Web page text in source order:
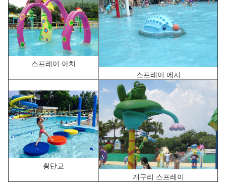
스프레이 아치
스프레이 에지
횡단교
개구리 스프레이